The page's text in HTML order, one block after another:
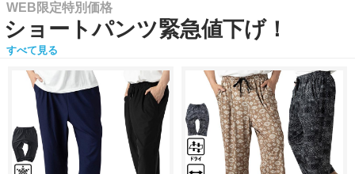
WEB限定特別価格
ショートパンツ緊急値下げ！
すべて見る